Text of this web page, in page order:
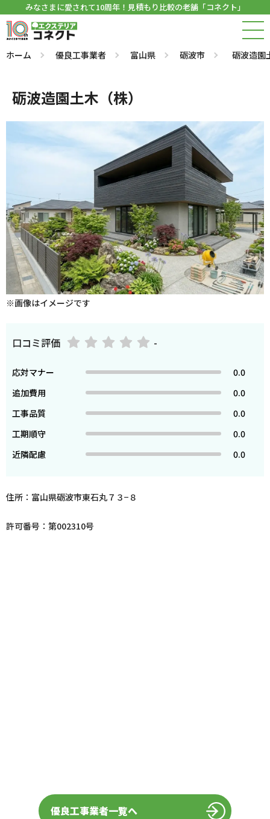
みなさまに愛されて10周年！見積もり比較の老舗「コネクト」
ホーム 優良工事業者 富山県 砺波市 砺波造園
砺波造園土木（株）
※画像はイメージです
口コミ評価 -
応対マナー
0.0
追加費用
0.0
工事品質
0.0
工期順守
0.0
近隣配慮
0.0
住所：富山県砺波市東石丸７３−８
許可番号：第002310号
優良工事業者一覧へ